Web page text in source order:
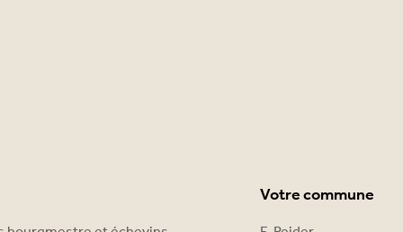
Votre commune